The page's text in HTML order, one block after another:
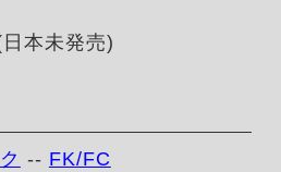
本未発売)
-- FK/FC